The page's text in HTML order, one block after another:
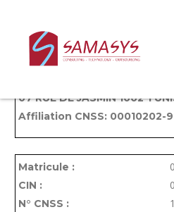
BULLETIN
07 RUE DE JASMIN 1002
Affiliation CNSS: 00010202-
Matricule :
CIN :
N° CNSS :